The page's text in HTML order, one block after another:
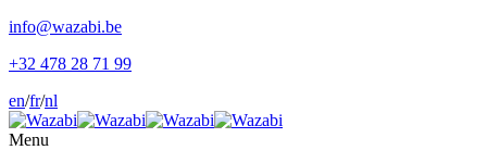
info@wazabi.be
+32 478 28 71 99
en/fr/nl
Menu